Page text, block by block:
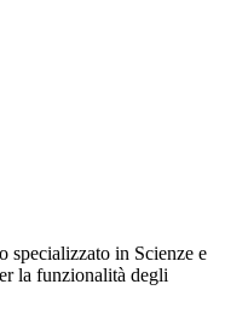
specializzato in Scienze e
la funzionalità degli